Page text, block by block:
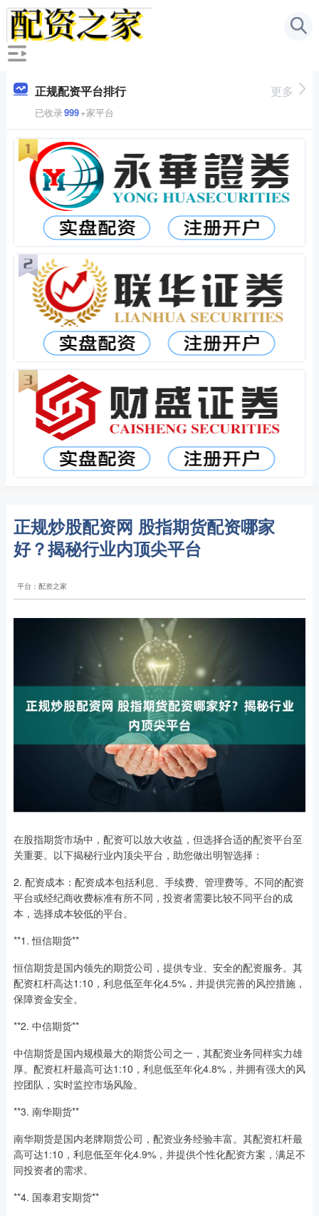
正规配资平台排行
已收录999+家平台
更多
正规炒股配资网 股指期货配资哪家
好？揭秘行业内顶尖平台
平台：配资之家
在股指期货市场中，配资可以放大收益，但选择合适的配资平台至
关重要。以下揭秘行业内顶尖平台，助您做出明智选择：
2. 配资成本：配资成本包括利息、手续费、管理费等。不同的配资
平台或经纪商收费标准有所不同，投资者需要比较不同平台的成
本，选择成本较低的平台。
**1. 恒信期货**
恒信期货是国内领先的期货公司，提供专业、安全的配资服务。其
配资杠杆高达1:10，利息低至年化4.5%，并提供完善的风控措施，
保障资金安全。
**2. 中信期货**
中信期货是国内规模最大的期货公司之一，其配资业务同样实力雄
厚。配资杠杆最高可达1:10，利息低至年化4.8%，并拥有强大的风
控团队，实时监控市场风险。
**3. 南华期货**
南华期货是国内老牌期货公司，配资业务经验丰富。其配资杠杆最
高可达1:10，利息低至年化4.9%，并提供个性化配资方案，满足不
同投资者的需求。
**4. 国泰君安期货**